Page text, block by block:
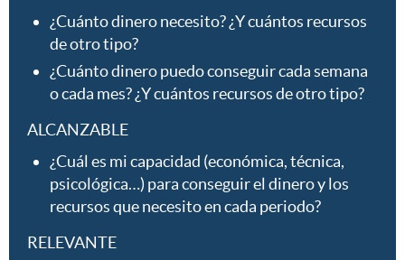
¿Cuánto dinero necesito? ¿Y cuántos recursos
de otro tipo?
¿Cuánto dinero puedo conseguir cada semana
o cada mes? ¿Y cuántos recursos de otro tipo?
ALCANZABLE
¿Cuál es mi capacidad (económica, técnica,
psicológica…) para conseguir el dinero y los
recursos que necesito en cada periodo?
RELEVANTE